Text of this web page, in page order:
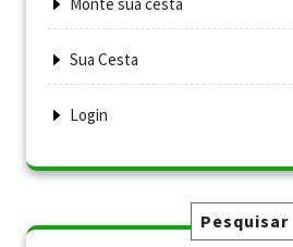
Sua Cesta
Login
Pesquisar